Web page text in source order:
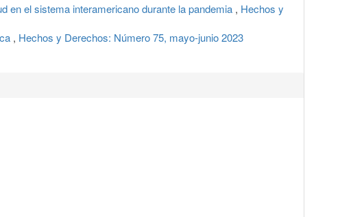
en el sistema interamericano durante la pandemia , Hechos y
, Hechos y Derechos: Número 75, mayo-junio 2023